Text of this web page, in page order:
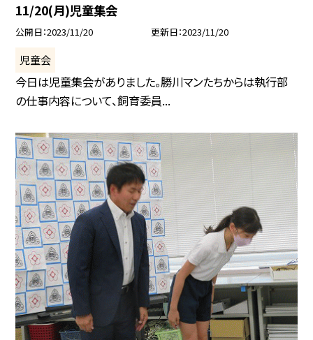
11/20(月)児童集会
公開日 2023/11/20 更新日 2023/11/20
児童会
今日は児童集会がありました。勝川マンたちからは執行部
の仕事内容について、飼育委員...